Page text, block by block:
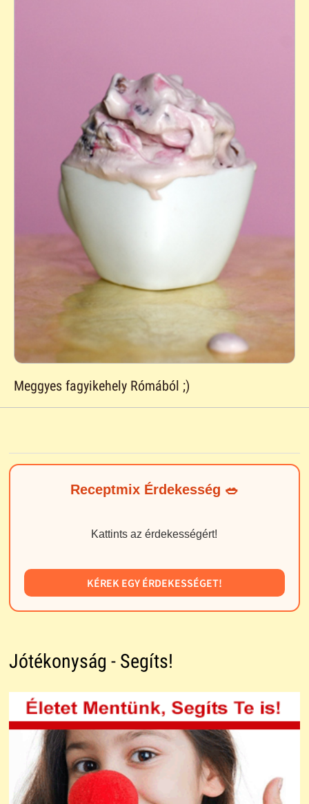
Meggyes fagyikehely Rómából ;)
Receptmix Érdekesség 🥗
Kattints az érdekességért!
KÉREK EGY ÉRDEKESSÉGET!
Jótékonyság - Segíts!